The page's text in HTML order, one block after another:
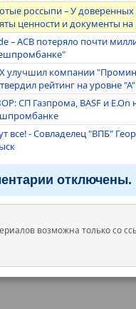
россыпи – У
ценности и документы
– АСВ потеряло почти
улучшил компании
рейтинг на уровне "А"
СП Газпрома, BASF и
все! - Совладелец "ВПБ"
отключены.
возможна только со